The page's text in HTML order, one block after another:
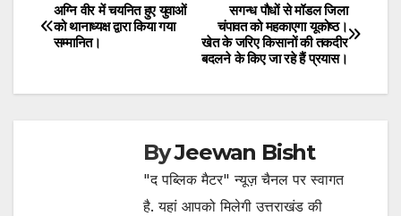
Post
navigation
सगन्ध पौधों से मॉडल जिला
चंपावत को महकाएगा यूकोष्ठ।
खेत के जरिए किसानों की तकदीर
बदलने के किए जा रहे हैं प्रयास।
अग्नि वीर में चयनित हुए युवाओं
को थानाध्यक्ष द्वारा किया गया
सम्मानित।
ByJeewan Bisht
"द पब्लिक मैटर" न्यूज़ चैनल पर स्वागत
है. यहां आपको मिलेगी उत्तराखंड की